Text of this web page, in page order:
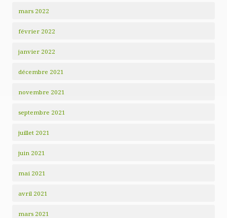
mars 2022
février 2022
janvier 2022
décembre 2021
novembre 2021
septembre 2021
juillet 2021
juin 2021
mai 2021
avril 2021
mars 2021